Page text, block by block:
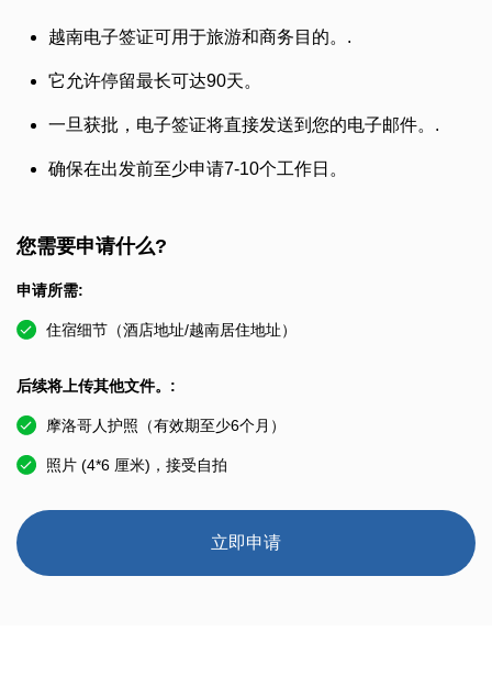
越南电子签证可用于旅游和商务目的。.
它允许停留最长可达90天。
一旦获批，电子签证将直接发送到您的电子邮件。.
确保在出发前至少申请7-10个工作日。
您需要申请什么?
申请所需:
住宿细节（酒店地址/越南居住地址）
后续将上传其他文件。:
摩洛哥人护照（有效期至少6个月）
照片 (4*6 厘米)，接受自拍
立即申请